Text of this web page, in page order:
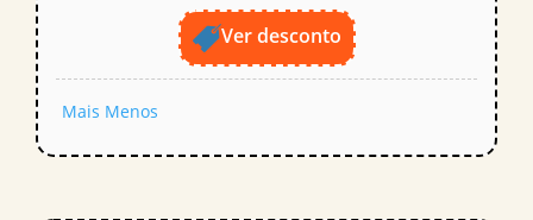
Ver desconto
Mais Menos